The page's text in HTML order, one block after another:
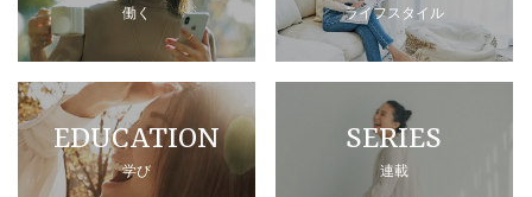
働く ライフスタイル
EDUCATION
学び
SERIES
連載